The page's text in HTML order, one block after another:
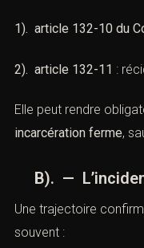
1). article 132-10 du
2). article 132-11 :
Elle peut rendre
incarcération ferme,
B). —
Une trajectoire
souvent :